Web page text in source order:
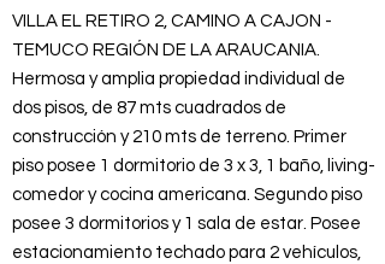
VILLA EL RETIRO 2, CAMINO A CAJON -
TEMUCO REGIÓN DE LA ARAUCANIA.
Hermosa y amplia propiedad individual de
dos pisos, de 87 mts cuadrados de
construcción y 210 mts de terreno. Primer
piso posee 1 dormitorio de 3 x 3, 1 baño, living-
comedor y cocina americana. Segundo piso
posee 3 dormitorios y 1 sala de estar. Posee
estacionamiento techado para 2 vehículos,